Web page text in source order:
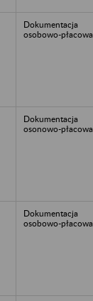
Dokumentacja
osobowo-płacowa
Dokumentacja
osonowo-płacowa
Dokumentacja
osobowo-płacowa